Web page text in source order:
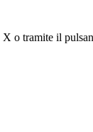
o tramite il